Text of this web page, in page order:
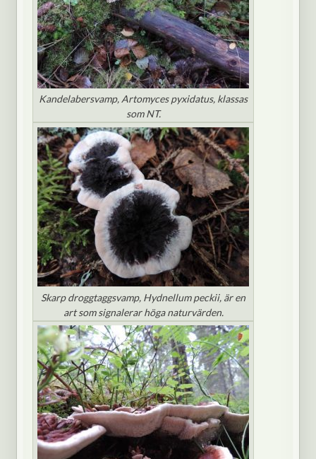
Kandelabersvamp, Artomyces pyxidatus, klassas
som NT.
Skarp droggtaggsvamp, Hydnellum peckii, är en
art som signalerar höga naturvärden.